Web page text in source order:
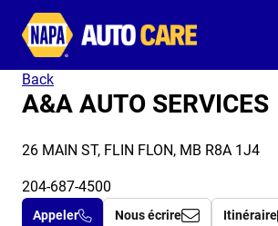
Autocare
Back
A&A AUTO SERVICES
26 MAIN ST, FLIN FLON, MB R8A 1J4
204-687-4500
Appeler Nous écrire Itinéraire